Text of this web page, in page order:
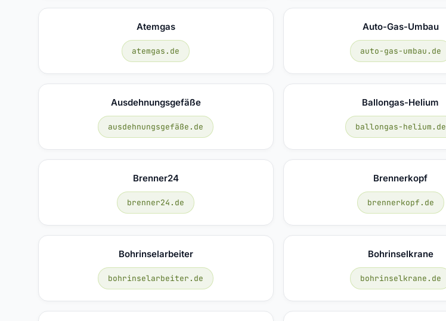
Atemgas
atemgas.de
Auto-Gas-Umbau
auto-gas-umbau.de
Ausdehnungsgefäße
ausdehnungsgefäße.de
Ballongas-Helium
ballongas-helium.de
Brenner24
brenner24.de
Brennerkopf
brennerkopf.de
Bohrinselarbeiter
bohrinselarbeiter.de
Bohrinselkrane
bohrinselkrane.de